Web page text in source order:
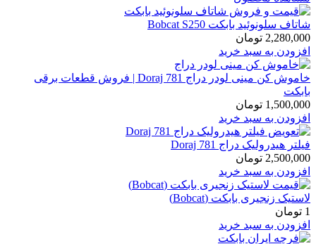
شاتاف سلونوئید بابکت Bobcat S250
2,280,000 تومان
افزودن به سبد خرید
خاموش کن مینی لودر دراج Doraj 781 | فروش قطعات برقی
بابکت
1,500,000 تومان
افزودن به سبد خرید
فیلتر هیدرولیک دراج Doraj 781
2,500,000 تومان
افزودن به سبد خرید
لاستیک زنجیری بابکت (Bobcat)
1 تومان
افزودن به سبد خرید